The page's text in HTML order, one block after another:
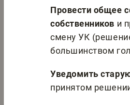
Провести общее
собственников и
смену УК
большинством
Уведомить
принятом